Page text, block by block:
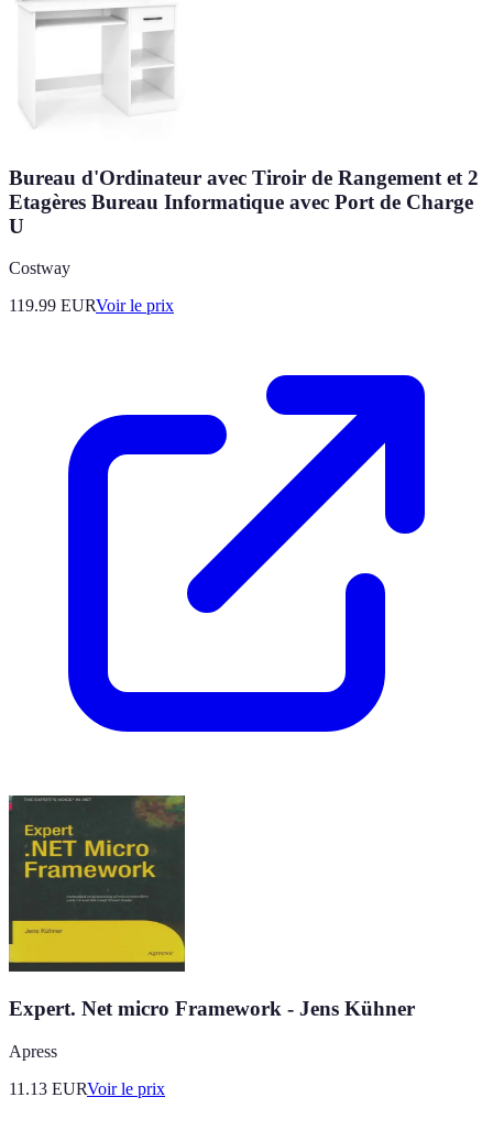
Bureau d'Ordinateur avec Tiroir de Rangement et 2
Etagères Bureau Informatique avec Port de Charge
U
Costway
119.99 EURVoir le prix
Expert. Net micro Framework - Jens Kühner
Apress
11.13 EURVoir le prix